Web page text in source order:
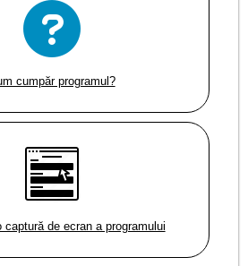
cumpăr programul?
de ecran a programului